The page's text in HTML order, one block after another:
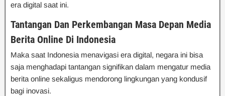
era digital saat ini.
Tantangan Dan Perkembangan Masa Depan Media
Berita Online Di Indonesia
Maka saat Indonesia menavigasi era digital, negara ini bisa
saja menghadapi tantangan signifikan dalam mengatur media
berita online sekaligus mendorong lingkungan yang kondusif
bagi inovasi.